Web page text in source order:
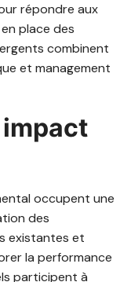
répondre aux
place des
combinent
et management
occupent une
des
existantes et
la performance
participent à